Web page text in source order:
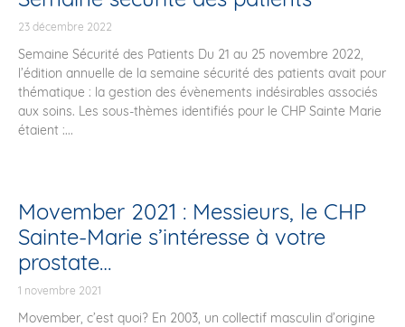
23 décembre 2022
Semaine Sécurité des Patients Du 21 au 25 novembre 2022,
l’édition annuelle de la semaine sécurité des patients avait pour
thématique : la gestion des évènements indésirables associés
aux soins. Les sous-thèmes identifiés pour le CHP Sainte Marie
étaient :...
Movember 2021 : Messieurs, le CHP
Sainte-Marie s’intéresse à votre
prostate…
1 novembre 2021
Movember, c’est quoi? En 2003, un collectif masculin d’origine